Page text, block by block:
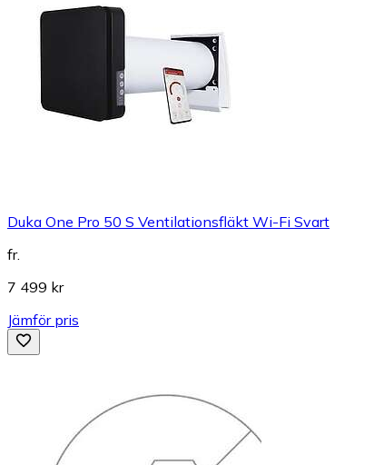
Duka One Pro 50 S Ventilationsfläkt Wi-Fi Svart
fr.
7 499 kr
Jämför pris